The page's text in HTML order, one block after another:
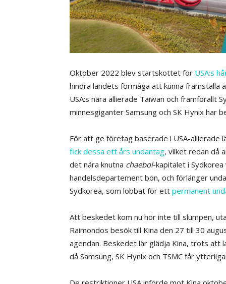
Oktober 2022 blev startskottet för USA:s
hindra landets förmåga att kunna framställa
USA:s nära allierade Taiwan och framförallt
minnesgiganter Samsung och SK Hynix har
För att ge företag baserade i USA-
fick dessa ett års undantag, vilket redan då
det nära knutna chaebol-kapitalet i
handelsdepartement bön, och förlänger
Sydkorea, som lobbat för ett permanent
Att beskedet kom nu hör inte till slumpen,
Raimondos besök till Kina den 27 till 30
agendan. Beskedet lär glädja Kina, trots
då Samsung, SK Hynix och TSMC får